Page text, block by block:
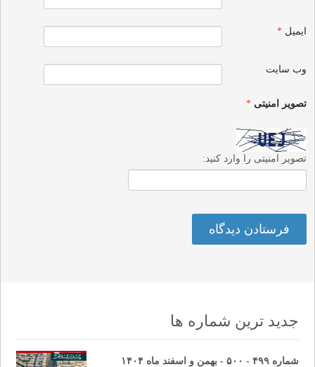
ایمیل*
وب‌ سایت
تصویر امنیتی*
تصویر امنیتی را وارد کنید:
جدید ترین شماره ها
شماره ۴۹۹ - ۵۰۰ - بهمن و اسفند ماه ۱۴۰۴